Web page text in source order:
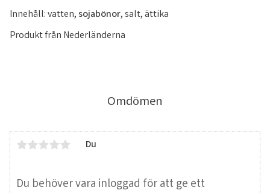
Innehåll: vatten,sojabönor, salt, ättika
Produkt från Nederländerna
Omdömen
Du